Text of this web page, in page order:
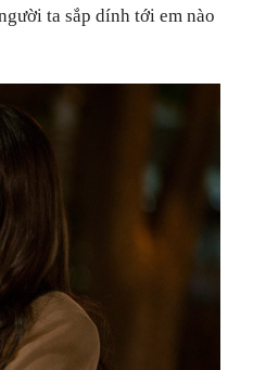
ta sắp dính tới em nào